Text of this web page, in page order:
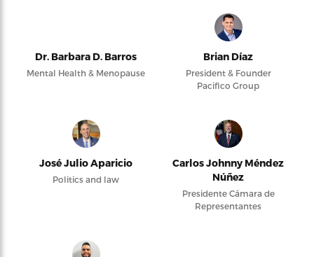
Dr. Barbara D. Barros
Mental Health & Menopause
Brian Díaz
President & Founder
Pacifico Group
José Julio Aparicio
Politics and law
Carlos Johnny Méndez
Núñez
Presidente Cámara de
Representantes